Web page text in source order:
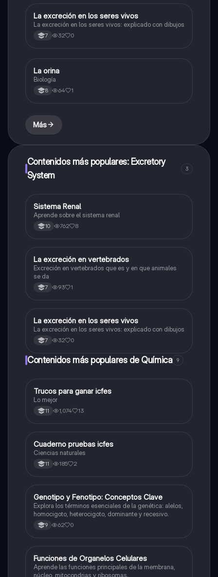
Biologia
La excreción en los seres vivos
La excreción en los seres vivos: explicado con dibujos
7 32 0
Biologia
La orina
Biología
8 64 1
Más
Contenidos más populares: Excretory
System
3
Biologia
Sistema Renal
Aprende sobre el sistema renal
10 762 8
Biologia
La excreción en vertebrados
Excreción en vertebrados que es y en que animales
se da
7 93 1
Biologia
La excreción en los seres vivos
La excreción en los seres vivos: explicado con dibujos
7 32 0
Contenidos más populares de Química 9
Química
Trucos para ganar icfes
Lo mejor
11 1,074 13
Biologia
Cuaderno pruebas icfes
Ciencias naturales
11 185 2
GBiologia
Genotipo y Fenotipo: Conceptos Clave
Explora los términos esenciales de la genética: alelos,
homocigoto, heterocigoto, dominante y recesivo.
9 62 0
FBiologia
Funciones de Organelos Celulares
Aprende las funciones principales de la membrana,
núcleo, mitocondrias y ribosomas.